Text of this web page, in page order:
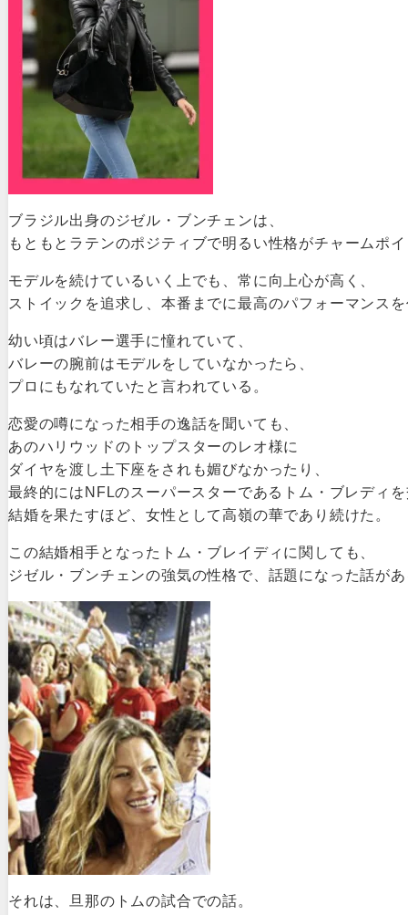
ブラジル出身のジゼル・ブンチェンは、
もともとラテンのポジティブで明るい性格がチャームポ
モデルを続けているいく上でも、常に向上心が高く、
ストイックを追求し、本番までに最高のパフォーマンス
幼い頃はバレー選手に憧れていて、
バレーの腕前はモデルをしていなかったら、
プロにもなれていたと言われている。
恋愛の噂になった相手の逸話を聞いても、
あのハリウッドのトップスターのレオ様に
ダイヤを渡し土下座をされも媚びなかったり、
最終的にはNFLのスーパースターであるトム・ブレディ
結婚を果たすほど、女性として高嶺の華であり続けた。
この結婚相手となったトム・ブレイディに関しても、
ジゼル・ブンチェンの強気の性格で、話題になった話が
それは、旦那のトムの試合での話。